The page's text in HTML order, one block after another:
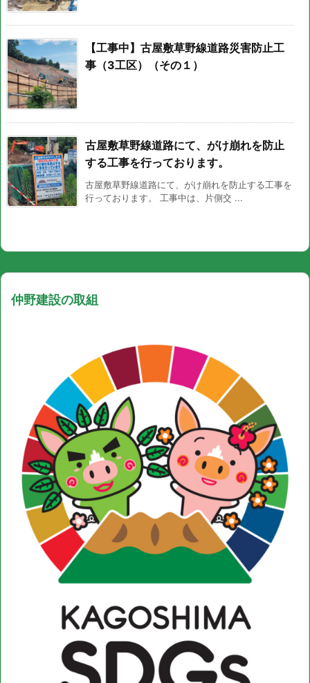
【工事中】古屋敷草野線道路災害防止工
事（3工区）（その１）
古屋敷草野線道路にて、がけ崩れを防止
する工事を行っております。
古屋敷草野線道路にて、がけ崩れを防止する工事を
行っております。 工事中は、片側交 ...
仲野建設の取組